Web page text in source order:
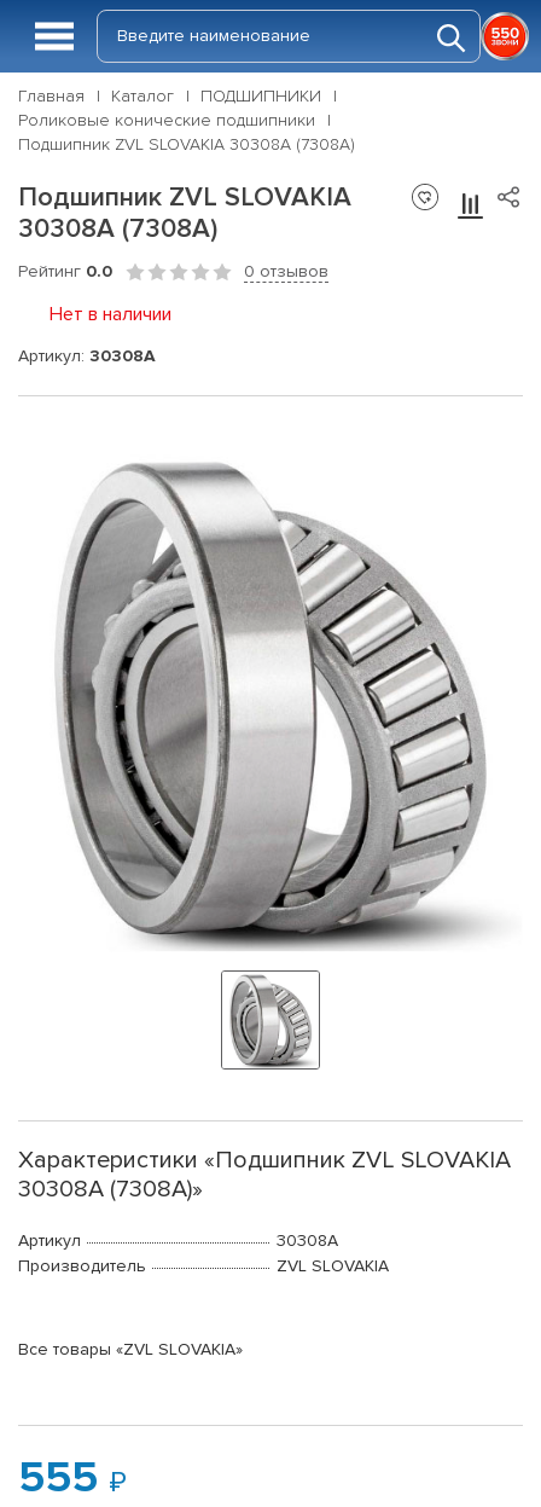
Главная Каталог
ПОДШИПНИКИ
Роликовые конические подшипники
Подшипник ZVL SLOVAKIA 30308A (7308A)
Подшипник ZVL SLOVAKIA
30308A (7308A)
Рейтинг 0.0 0 отзывов
Нет в наличии
Артикул: 30308A
Характеристики «Подшипник ZVL SLOVAKIA
30308A (7308A)»
Артикул
30308A
Производитель
ZVL SLOVAKIA
Все товары «ZVL SLOVAKIA»
555